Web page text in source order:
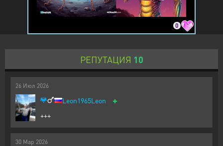
0
РЕПУТАЦИЯ 10
26 Июл 2026
Leon1965Leon +
+++
30 Мар 2026